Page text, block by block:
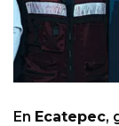
En Ecatepec,